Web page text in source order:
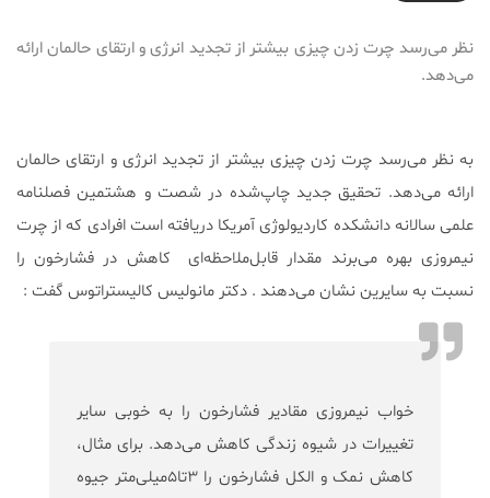
نظر می‌رسد چرت زدن چیزی بیشتر از تجدید انرژی و ارتقای حالمان ارائه
می‌دهد.
به نظر می‌رسد چرت زدن چیزی بیشتر از تجدید انرژی و ارتقای حالمان
ارائه می‌دهد. تحقیق جدید چاپ‌شده در شصت و هشتمین فصلنامه
علمی سالانه دانشکده کاردیولوژی آمریکا دریافته است افرادی که از چرت
نیمروزی بهره می‌برند مقدار قابل‌ملاحظه‌ای کاهش در فشارخون را
نسبت به سایرین نشان می‌دهند . دکتر مانولیس کالیستراتوس گفت :
خواب نیمروزی مقادیر فشارخون را به خوبی سایر
تغییرات در شیوه زندگی کاهش می‌دهد. برای مثال،
کاهش نمک و الکل فشارخون را ۳تا۵میلی‌متر جیوه